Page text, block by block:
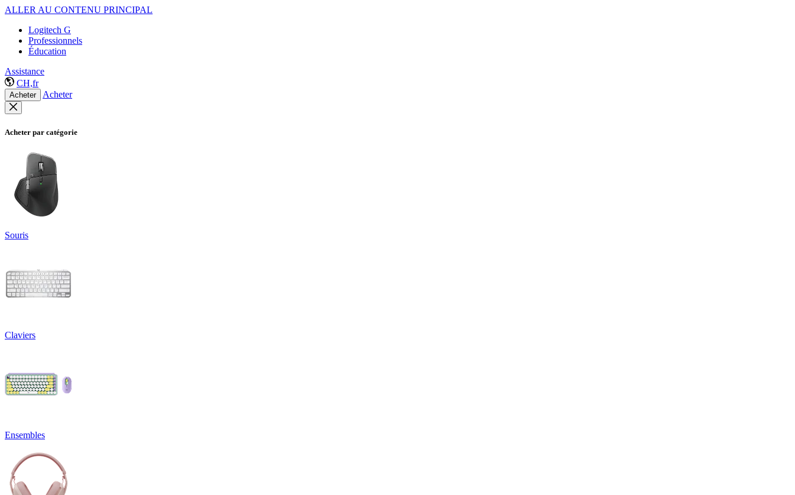
ALLER AU CONTENU PRINCIPAL
Logitech G
Professionnels
Éducation
Assistance
CH,fr
Acheter Acheter
Acheter par catégorie
Souris
Claviers
Ensembles